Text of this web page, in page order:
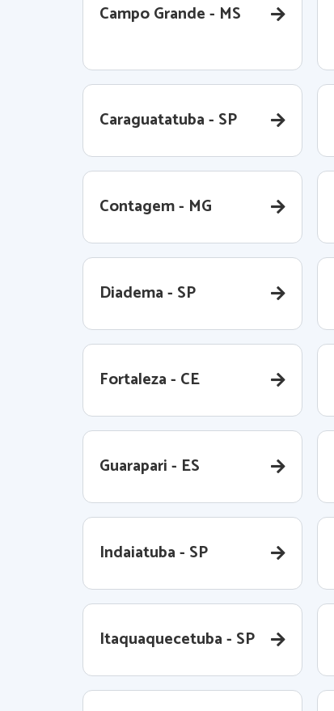
Campo Grande - MS
Caraguatatuba - SP
Contagem - MG
Diadema - SP
Fortaleza - CE
Guarapari - ES
Indaiatuba - SP
Itaquaquecetuba - SP